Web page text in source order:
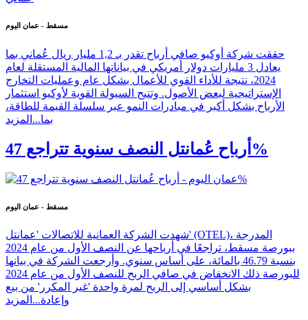
مسقط - عمان اليوم
حققت شركة أوكيو صافي أرباح تقدر بـ 1,2 مليار ريال عُماني بما
يعادل 3 مليارات دولار أمريكي في بياناتها المالية المستقلة لعام
2024، نتيجة للأداء القوي للأعمال بشكل عام وعمليات التخارج
الإستراتيجية لبعض الأصول. وتتيح السيولة القوية لأوكيو استثمار
الأرباح بشكل أكبر في مبادرات النمو عبر سلسلة القيمة للطاقة،
بما... المزيد
أرباح عُمانتل النصف سنوية تتراجع 47%
مسقط - عمان اليوم
شهدت الشركة العمانية للاتصالات 'عمانتل' (OTEL)، المدرجة
ببورصة مسقط، تراجعًا في أرباحها عن النصف الأول من عام 2024
بنسبة 46.79 بالمائة، على أساس سنوي. وأرجعت الشركة في بيانها
للبورصة ذلك الانخفاض في صافي الربح للنصف الأول من عام 2024
بشكل أساسي إلى الربح لمرة واحدة 'غير المكرر' من بيع
وإعادة... المزيد